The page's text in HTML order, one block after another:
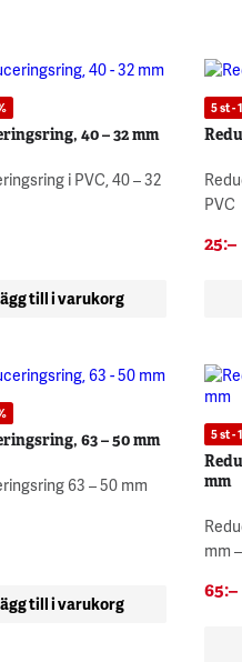
40 – 32 mm
i PVC, 40 – 32
till i varukorg
5 st -
PVC
25:–
63 – 50 mm
63 – 50 mm
till i varukorg
5 st -
mm
mm
65:–